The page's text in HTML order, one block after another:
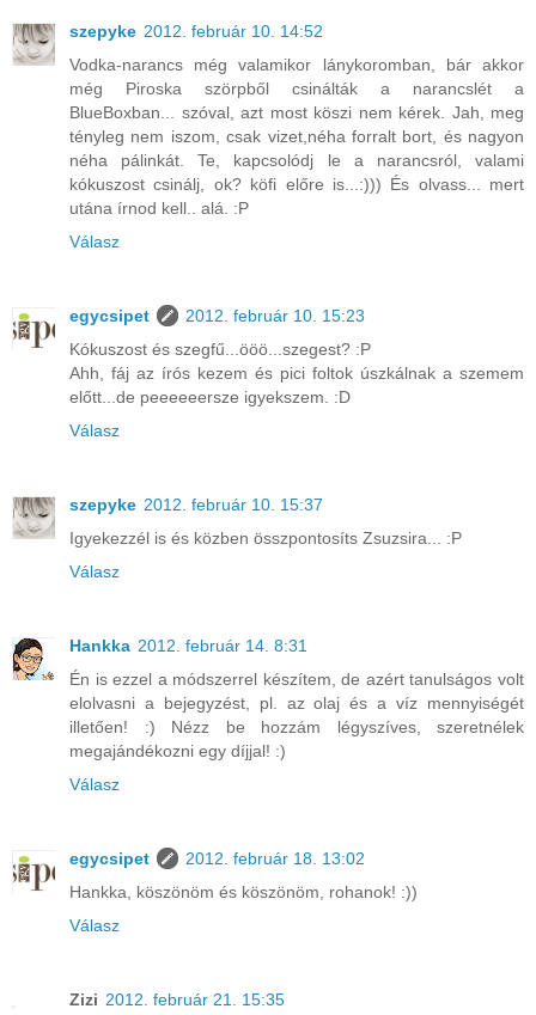
szepyke 2012. február 10. 14:52
Vodka-narancs még valamikor lánykoromban, bár akkor
még Piroska szörpből csinálták a narancslét a
BlueBoxban... szóval, azt most köszi nem kérek. Jah, meg
tényleg nem iszom, csak vizet,néha forralt bort, és nagyon
néha pálinkát. Te, kapcsolódj le a narancsról, valami
kókuszost csinálj, ok? köfi előre is...:))) És olvass... mert
utána írnod kell.. alá. :P
Válasz
egycsipet
2012. február 10. 15:23
Kókuszost és szegfű...ööö...szegest? :P
Ahh, fáj az írós kezem és pici foltok úszkálnak a szemem
előtt...de peeeeeersze igyekszem. :D
Válasz
szepyke 2012. február 10. 15:37
Igyekezzél is és közben összpontosíts Zsuzsira... :P
Válasz
Hankka 2012. február 14. 8:31
Én is ezzel a módszerrel készítem, de azért tanulságos volt
elolvasni a bejegyzést, pl. az olaj és a víz mennyiségét
illetően! :) Nézz be hozzám légyszíves, szeretnélek
megajándékozni egy díjjal! :)
Válasz
egycsipet
2012. február 18. 13:02
Hankka, köszönöm és köszönöm, rohanok! :))
Válasz
Zizi 2012. február 21. 15:35